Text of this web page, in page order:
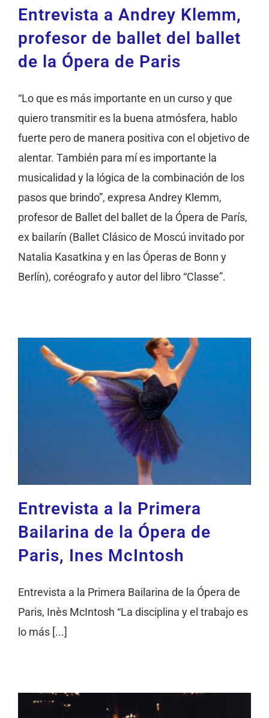
Entrevista a Andrey Klemm,
profesor de ballet del ballet
de la Ópera de Paris
“Lo que es más importante en un curso y que
quiero transmitir es la buena atmósfera, hablo
fuerte pero de manera positiva con el objetivo de
alentar. También para mí es importante la
musicalidad y la lógica de la combinación de los
pasos que brindo”, expresa Andrey Klemm,
profesor de Ballet del ballet de la Ópera de París,
ex bailarín (Ballet Clásico de Moscú invitado por
Natalia Kasatkina y en las Óperas de Bonn y
Berlín), coréografo y autor del libro “Classe”.
Entrevista a la Primera
Bailarina de la Ópera de
Paris, Ines McIntosh
Entrevista a la Primera Bailarina de la Ópera de
Paris, Inès McIntosh “La disciplina y el trabajo es
lo más [...]